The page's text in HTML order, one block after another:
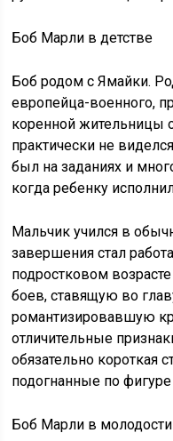
Боб Марли в детстве
Боб родом с Ямайки.
европейца-военного,
коренной жительницы
практически не
был на заданиях и
когда ребенку
Мальчик учился в
завершения стал
подростковом
боев, ставящую во
романтизировавшую
отличительные
обязательно короткая
подогнанные по
Боб Марли в молодости